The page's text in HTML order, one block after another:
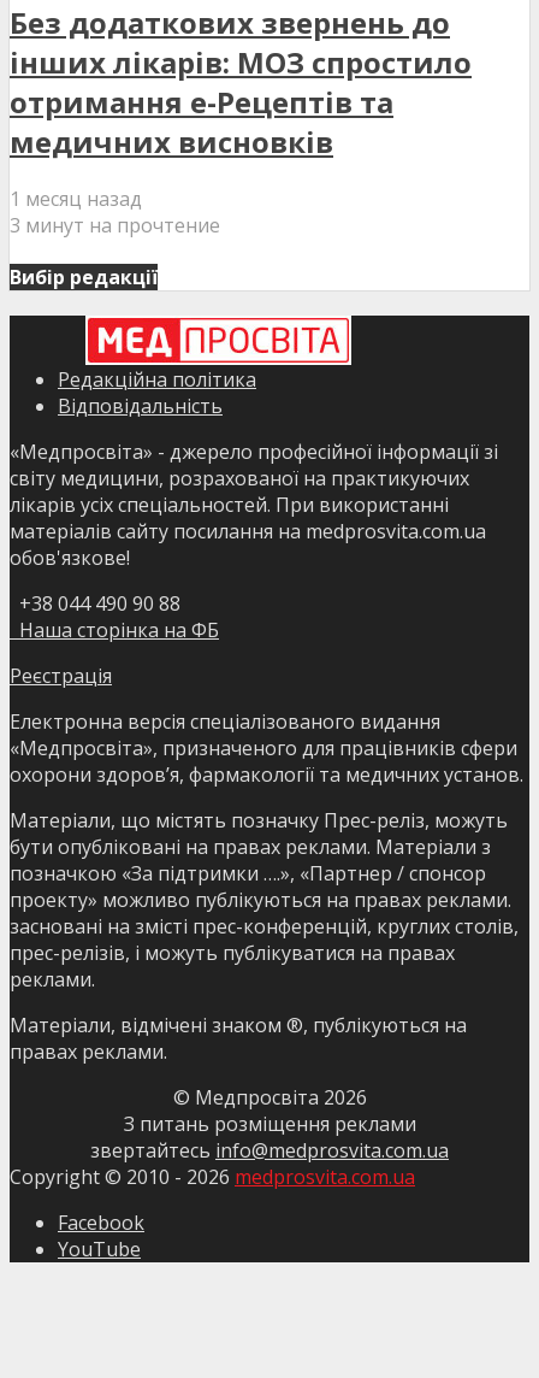
Без додаткових звернень до
інших лікарів: МОЗ спростило
отримання е-Рецептів та
медичних висновків
1 месяц назад
3 минут на прочтение
Вибір редакції
Редакційна політика
Відповідальність
«Медпросвіта» - джерело професійної інформації зі
світу медицини, розрахованої на практикуючих
лікарів усіх спеціальностей. При використанні
матеріалів сайту посилання на medprosvita.com.ua
обов'язкове!
+38 044 490 90 88
Наша сторінка на ФБ
Реєстрація
Електронна версія спеціалізованого видання
«Медпросвіта», призначеного для працівників сфери
охорони здоров’я, фармакології та медичних установ.
Матеріали, що містять позначку Прес-реліз, можуть
бути опубліковані на правах реклами. Матеріали з
позначкою «За підтримки ….», «Партнер / спонсор
проекту» можливо публікуються на правах реклами.
засновані на змісті прес-конференцій, круглих столів,
прес-релізів, і можуть публікуватися на правах
реклами.
Матеріали, відмічені знаком ®, публікуються на
правах реклами.
© Медпросвіта 2026
З питань розміщення реклами
звертайтесь info@medprosvita.com.ua
Copyright © 2010 - 2026 medprosvita.com.ua
Facebook
YouTube